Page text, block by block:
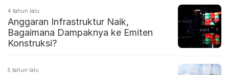
4 tahun lalu
Anggaran Infrastruktur Naik,
Bagaimana Dampaknya ke Emiten
Konstruksi?
5 tahun lalu